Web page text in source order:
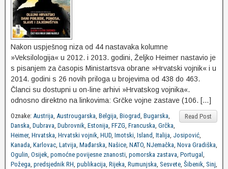
Nakon uspješnog niza od 44 nastavaka kolumne
»Veksilologija« u 2012. i 2013. godini, Željko Heimer nastavio je
s pisanjem za časopis Ministartsva obrane »Hrvatski vojnik« i u
2014. godini s 26 novih priloga u brojevima od 438 do 463.
Članci su dostupni u on-line arhivi »Hrvatskog vojnika«.
odnosno direktno na linkovima: Grčke vojne zastave (106. […]
Read Post
Oznake: Austrija, Austrougarska, Belgija, Biograd, Bugarska,
Danska, Dubrava, Dubrovnik, Estonija, FFZG, Francuska, Grčka,
Heimer, Hrvatska, Hrvatski vojnik, HUD, Imotski, Island, Italija, Josipović,
Kanada, Karlovac, Latvija, Mađarska, Našice, NATO, NJemačka, Nova Gradiška,
Ogulin, Osijek, pomoćne povijesne znanosti, pomorska zastava, Portugal ,
Požega, predsjednik RH, publikacija, Rijeka, Rumunjska, Sesvete, Šibenik, Sinj,